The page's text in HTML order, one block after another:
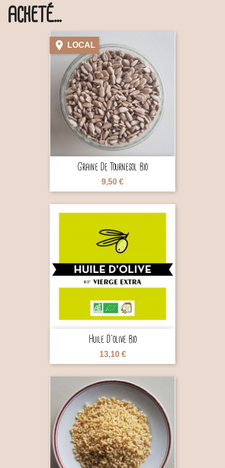
acheté...

Graine De Tournesol Bio
9,50 €
 LOCAL

Huile D'olive Bio
13,10 €
